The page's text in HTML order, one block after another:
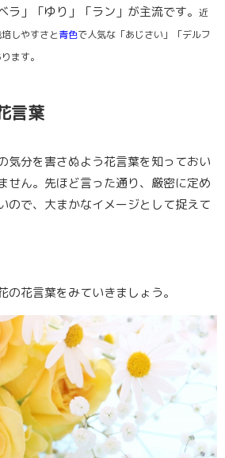
ラ 」「ゆり 」「ラン 」が主流です。 近
しやすさと青色で人気な「あじさい」「デルフ
ます。
言葉
気分を害さぬよう花言葉を知っておい
せん。先ほど言った通り、厳密に定め
ので、大まかなイメージとして捉えて
の花言葉をみていきましょう。